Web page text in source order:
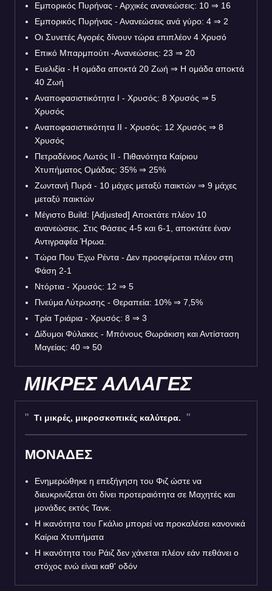
Εμπορικός Πυρήνας - Αρχικές ανανεώσεις: 10 ⇒ 16
Εμπορικός Πυρήνας - Ανανεώσεις ανά γύρο: 4 ⇒ 2
Οι Συνετές Αγορές δίνουν τώρα επιπλέον 4 Χρυσό
Επικό Μπαρμπούτι -Ανανεώσεις: 23 ⇒ 20
Ευελιξία - Η ομάδα αποκτά 20 Ζωή ⇒ Η ομάδα αποκτά
40 Ζωή
Αναποφασιστικότητα Ι - Χρυσός: 8 Χρυσός ⇒ 5
Χρυσός
Αναποφασιστικότητα IΙ - Χρυσός: 12 Χρυσός ⇒ 8
Χρυσός
Πετραδένιος Λωτός ΙΙ - Πιθανότητα Καίριου
Χτυπήματος Ομάδας: 35% ⇒ 25%
Ζωντανή Πυρά - 10 μάχες μεταξύ παικτών ⇒ 9 μάχες
μεταξύ παικτών
Μέγιστο Build: [Adjusted] Αποκτάτε πλέον 10
ανανεώσεις. Στις Φάσεις 4-5 και 6-1, αποκτάτε έναν
Αντιγραφέα Ήρωα.
Τώρα Που Έχω Ρέντα - Δεν προσφέρεται πλέον στη
Φάση 2-1
Ντόρτια - Χρυσός: 12 ⇒ 5
Πνεύμα Λύτρωσης - Θεραπεία: 10% ⇒ 7,5%
Τρία Τριάρια - Χρυσός: 8 ⇒ 3
Δίδυμοι Φύλακες - Μπόνους Θωράκιση και Αντίσταση
Μαγείας: 40 ⇒ 50
ΜΙΚΡΕΣ ΑΛΛΑΓΕΣ
Τι μικρές, μικροσκοπικές καλύτερα.
ΜΟΝΑΔΕΣ
Ενημερώθηκε η επεξήγηση του Φιζ ώστε να
διευκρινίζεται ότι δίνει προτεραιότητα σε Μαχητές και
μονάδες εκτός Τανκ.
Η ικανότητα του Γκάλιο μπορεί να προκαλέσει κανονικά
Καίρια Χτυπήματα
Η ικανότητα του Ράιζ δεν χάνεται πλέον εάν πεθάνει ο
στόχος ενώ είναι καθ' οδόν